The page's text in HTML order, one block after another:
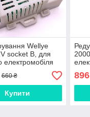
Wellye
socket B, для
електромобіля
660 ₴
Купити